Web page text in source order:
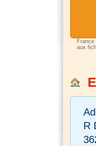
France
aux
R